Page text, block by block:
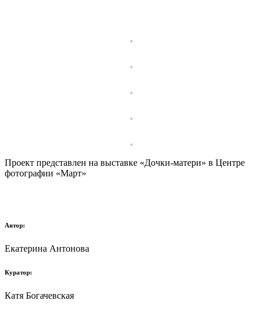
Проект представлен на выставке «Дочки-матери» в Центре
фотографии «Март»
Автор:
Екатерина Антонова
Куратор:
Катя Богачевская